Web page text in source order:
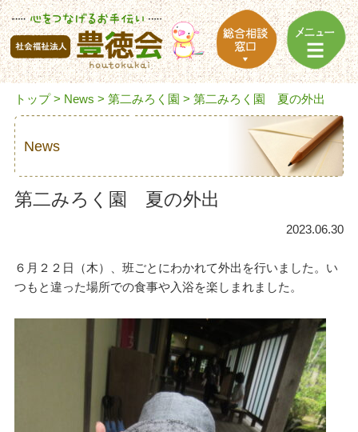
トップ> News > 第二みろく園 > 第二みろく園 夏の外出
News
第二みろく園 夏の外出
2023.06.30
６月２２日（木）、班ごとにわかれて外出を行いました。い
つもと違った場所での食事や入浴を楽しまれました。